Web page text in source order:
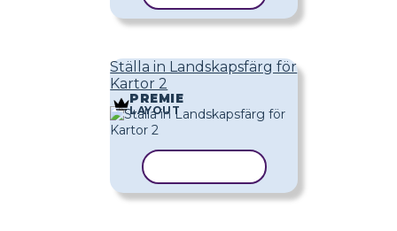
Ställa in Landskapsfärg för
Kartor 2
PREMIE
LAYOUT